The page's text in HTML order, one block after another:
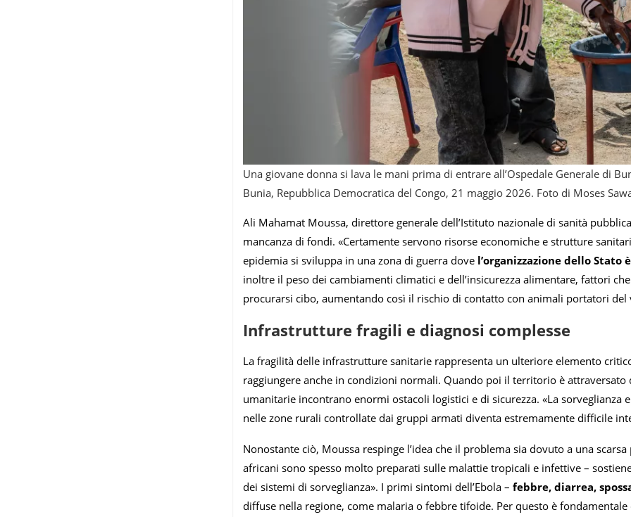
Una giovane donna si lava le mani prima di entrare all’Ospedale Generale di
Bunia, Repubblica Democratica del Congo, 21 maggio 2026. Foto di Moses
Ali Mahamat Moussa, direttore generale dell’Istituto nazionale di sanità
mancanza di fondi. «Certamente servono risorse economiche e strutture
epidemia si sviluppa in una zona di guerra dove l’organizzazione dello
inoltre il peso dei cambiamenti climatici e dell’insicurezza alimentare, fattori
procurarsi cibo, aumentando così il rischio di contatto con animali portatori del
Infrastrutture fragili e diagnosi complesse
La fragilità delle infrastrutture sanitarie rappresenta un ulteriore elemento
raggiungere anche in condizioni normali. Quando poi il territorio è
umanitarie incontrano enormi ostacoli logistici e di sicurezza. «La sorveglianza
nelle zone rurali controllate dai gruppi armati diventa estremamente difficile
Nonostante ciò, Moussa respinge l’idea che il problema sia dovuto a una
africani sono spesso molto preparati sulle malattie tropicali e infettive –
dei sistemi di sorveglianza». I primi sintomi dell’Ebola – febbre, diarrea,
diffuse nella regione, come malaria o febbre tifoide. Per questo è